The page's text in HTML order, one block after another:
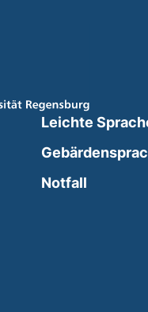
a new window)
Leichte
Notfall